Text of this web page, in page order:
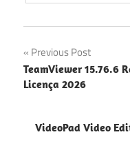
Navegação
de
Previous Post
TeamViewer 15.76.6
Licença 2026
VideoPad Video